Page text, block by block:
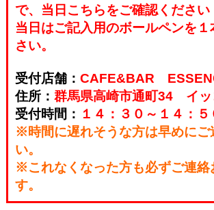
で、当日こちらをご確認ください
当日はご記入用のボールペンを
さい。
受付店舗： CAFE&BAR
住所： 群馬県高崎市通町34 イッ
受付時間： １４：３０～１４：５
※時間に遅れそうな方は早めにご
い。
※これなくなった方も必ずご連絡
す。